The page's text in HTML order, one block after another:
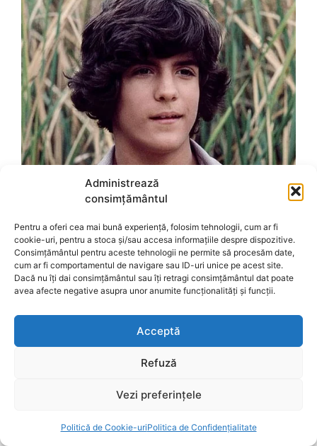
Administrează
consimțământul
Pentru a oferi cea mai bună experiență, folosim tehnologii, cum ar fi
cookie-uri, pentru a stoca și/sau accesa informațiile despre dispozitive.
Consimțământul pentru aceste tehnologii ne permite să procesăm date,
cum ar fi comportamentul de navigare sau ID-uri unice pe acest site.
Dacă nu îți dai consimțământul sau îți retragi consimțământul dat poate
avea afecte negative asupra unor anumite funcționalități și funcții.
Acceptă
Refuză
Vezi preferințele
Politică de Cookie-uriPolitica de Confidențialitate